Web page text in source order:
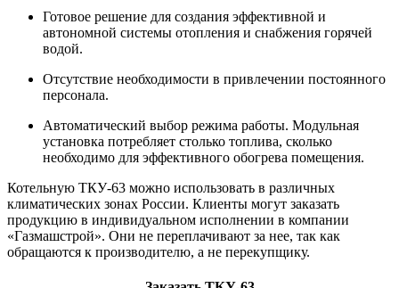
Готовое решение для создания эффективной и
автономной системы отопления и снабжения горячей
водой.
Отсутствие необходимости в привлечении постоянного
персонала.
Автоматический выбор режима работы. Модульная
установка потребляет столько топлива, сколько
необходимо для эффективного обогрева помещения.
Котельную ТКУ-63 можно использовать в различных
климатических зонах России. Клиенты могут заказать
продукцию в индивидуальном исполнении в компании
«Газмашстрой». Они не переплачивают за нее, так как
обращаются к производителю, а не перекупщику.